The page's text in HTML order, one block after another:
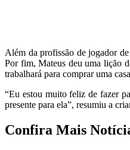
Além da profissão de jogador
Por fim, Mateus deu uma lição
trabalhará para comprar uma
“Eu estou muito feliz de fazer
presente para ela”, resumiu a
Confira Mais